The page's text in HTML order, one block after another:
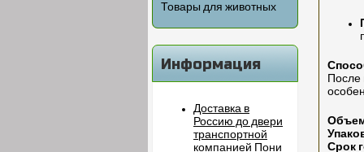
Товары для животных
Информация
Доставка в
Россию до двери
транспортной
компанией Пони
Срок